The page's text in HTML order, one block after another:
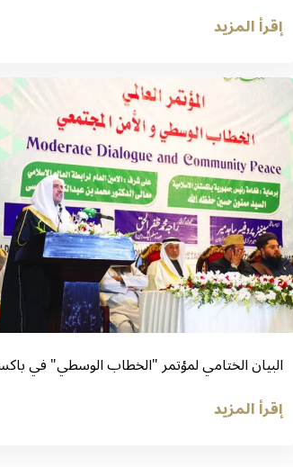
إقرأ المزيد
البيان الختامي لمؤتمر "الخطاب الوسطي" في
إقرأ المزيد